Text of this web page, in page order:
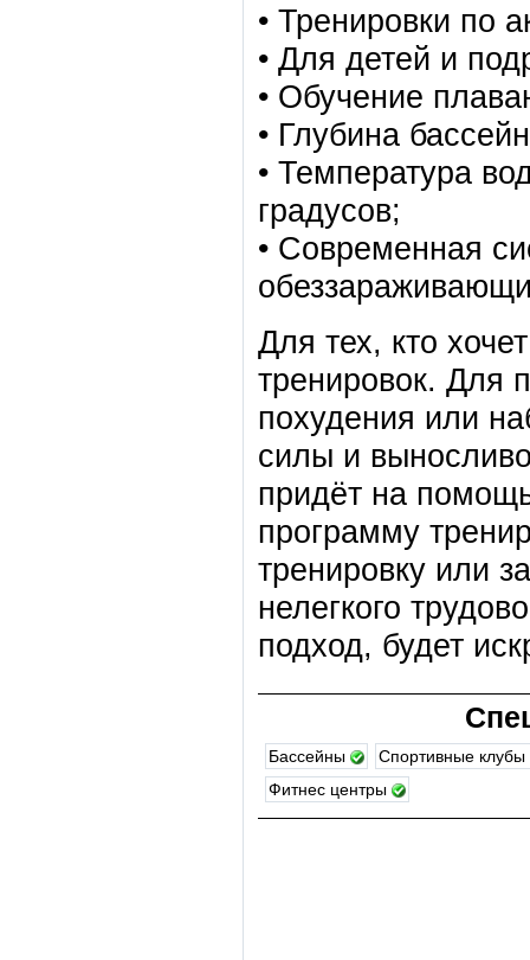
• Тренировки по
• Для детей и
• Обучение
• Глубина
• Температура
градусов;
• Современная
Для тех, кто
тренировок. Для
похудения или
силы и
придёт на
программу
тренировку или
нелегкого
подход, будет
Бассейны
Спортивные клубы
Фитнес центры